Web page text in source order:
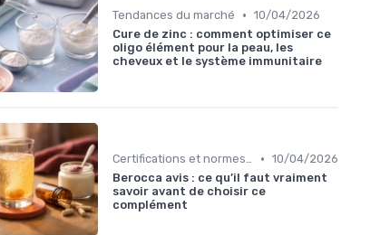
Tendances du marché • 10/04/2026
Cure de zinc : comment optimiser ce
oligo élément pour la peau, les
cheveux et le système immunitaire
Certifications et normes de qualité • 10/04/2026
Berocca avis : ce qu’il faut vraiment
savoir avant de choisir ce
complément